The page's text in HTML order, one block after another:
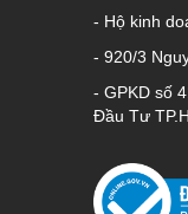
- Hộ kinh
- 920/3
- GPKD số
Đầu Tư